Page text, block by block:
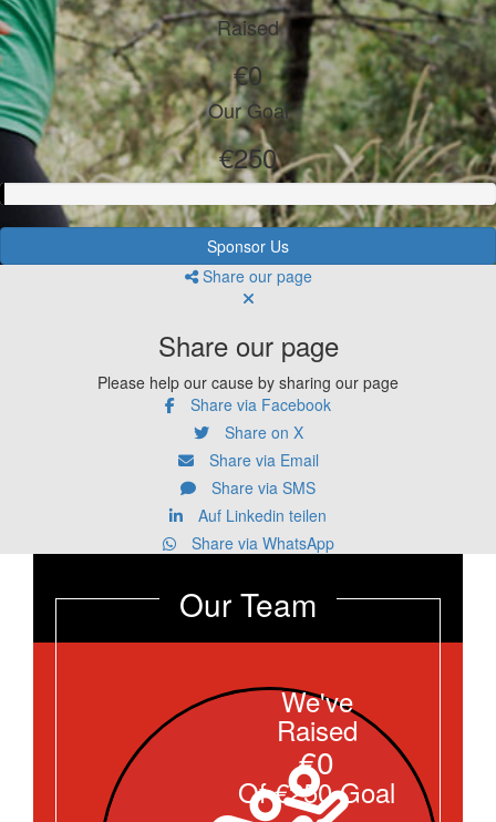
Raised
€0
Our Goal
€250
Sponsor Us
Share our page
Share our page
Please help our cause by sharing our page
Share via Facebook
Share on X
Share via Email
Share via SMS
Auf Linkedin teilen
Share via WhatsApp
Our Team
We've
Raised
€0
Of €250 Goal